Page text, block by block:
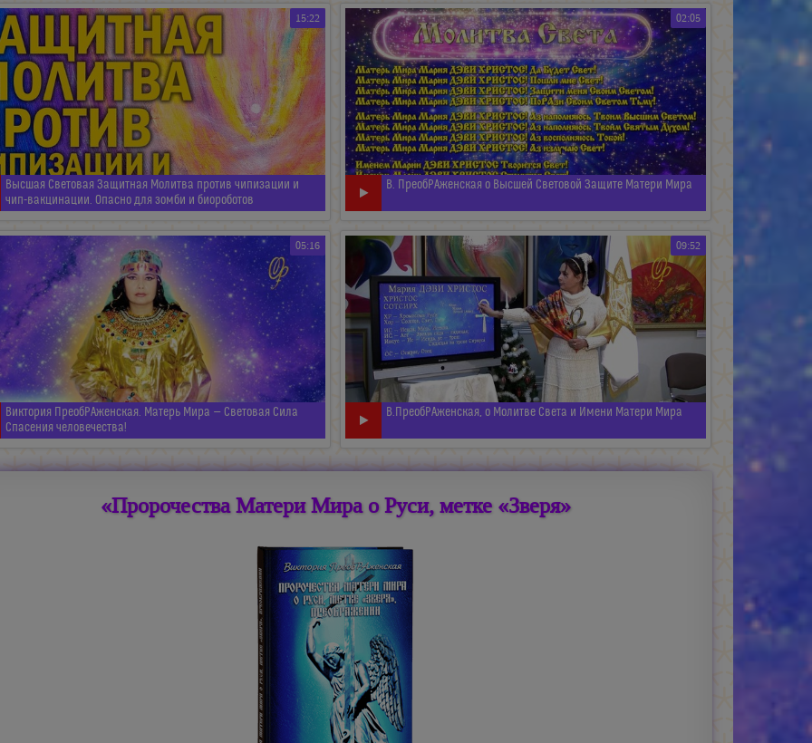
15:22
Высшая Световая Защитная Молитва против чипизации и
чип-вакцинации. Опасно для зомби и биороботов
02:05
В. ПреобРАженская о Высшей Световой Защите Матери Мира
05:16
Виктория ПреобРАженская. Матерь Мира — Световая Сила
Спасения человечества!
09:52
В.ПреобРАженская, о Молитве Света и Имени Матери Мира
«Пророчества Матери Мира о Руси, метке «Зверя»